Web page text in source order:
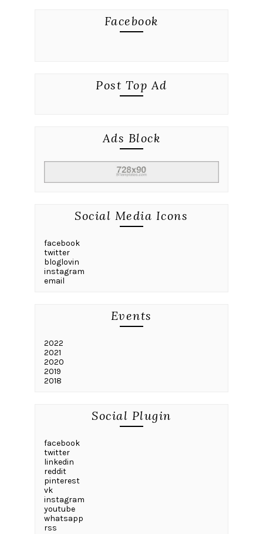
Facebook
Post Top Ad
Ads Block
Social Media Icons
facebook
twitter
bloglovin
instagram
email
Events
2022
2021
2020
2019
2018
Social Plugin
facebook
twitter
linkedin
reddit
pinterest
vk
instagram
youtube
whatsapp
rss